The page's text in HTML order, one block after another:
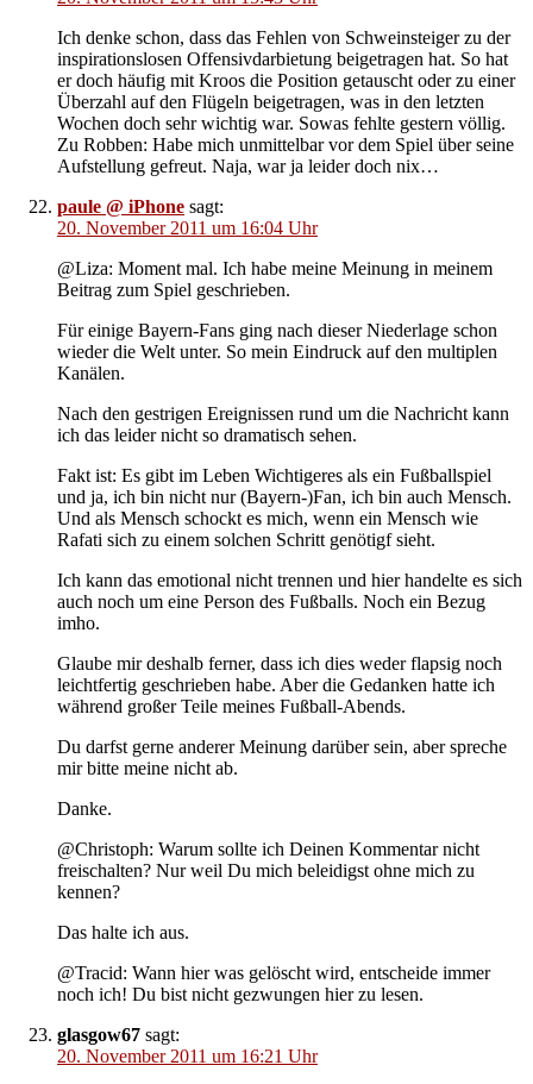
Ich denke schon, dass das Fehlen von Schweinsteiger zu der
inspirationslosen Offensivdarbietung beigetragen hat. So hat
er doch häufig mit Kroos die Position getauscht oder zu einer
Überzahl auf den Flügeln beigetragen, was in den letzten
Wochen doch sehr wichtig war. Sowas fehlte gestern völlig.
Zu Robben: Habe mich unmittelbar vor dem Spiel über seine
Aufstellung gefreut. Naja, war ja leider doch nix…
paule @ iPhone sagt:
20. November 2011 um 16:04 Uhr
@Liza: Moment mal. Ich habe meine Meinung in meinem
Beitrag zum Spiel geschrieben.
Für einige Bayern-Fans ging nach dieser Niederlage schon
wieder die Welt unter. So mein Eindruck auf den multiplen
Kanälen.
Nach den gestrigen Ereignissen rund um die Nachricht kann
ich das leider nicht so dramatisch sehen.
Fakt ist: Es gibt im Leben Wichtigeres als ein Fußballspiel
und ja, ich bin nicht nur (Bayern-)Fan, ich bin auch Mensch.
Und als Mensch schockt es mich, wenn ein Mensch wie
Rafati sich zu einem solchen Schritt genötigf sieht.
Ich kann das emotional nicht trennen und hier handelte es sich
auch noch um eine Person des Fußballs. Noch ein Bezug
imho.
Glaube mir deshalb ferner, dass ich dies weder flapsig noch
leichtfertig geschrieben habe. Aber die Gedanken hatte ich
während großer Teile meines Fußball-Abends.
Du darfst gerne anderer Meinung darüber sein, aber spreche
mir bitte meine nicht ab.
Danke.
@Christoph: Warum sollte ich Deinen Kommentar nicht
freischalten? Nur weil Du mich beleidigst ohne mich zu
kennen?
Das halte ich aus.
@Tracid: Wann hier was gelöscht wird, entscheide immer
noch ich! Du bist nicht gezwungen hier zu lesen.
glasgow67 sagt:
20. November 2011 um 16:21 Uhr